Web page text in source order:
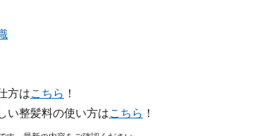
方はこちら ！
い整髪料の使い方はこちら ！